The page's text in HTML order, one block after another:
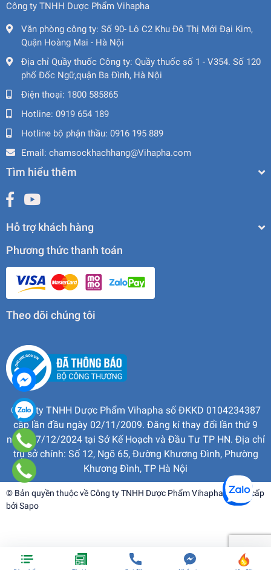
Công ty TNHH Dược Phẩm Vihapha
Văn phòng công ty: Số 90- Lô C2 Khu Đô Thị Mới Đại Kim,
Quận Hoàng Mai - Hà Nội
Địa chỉ Quầy thuốc Công ty: Quầy thuốc số 1 - V354. Số 120
phố Đốc Ngữ,quận Ba Đình, Hà Nội
Điện thoại: 1800 585865
Hotline: 0919 654 189
Hotline bộ phận thầu: 0916 195 889
Email: chamsockhachhang@Vihapha.com
Tìm hiểu thêm
Hỗ trợ khách hàng
Phương thức thanh toán
Theo dõi chúng tôi
Công ty TNHH Dược Phẩm Vihapha số ĐKKD 0104234387
cấp lần đầu ngày 02/11/2009. Đăng kí thay đổi lần thứ 9
ngày 17/12/2024 tại Sở Kế Hoạch và Đầu Tư TP HN. Địa chỉ
trụ sở chính: Số 12, Ngõ 65, Đường Khương Đình, Phường
Khương Đình, TP Hà Nội
© Bản quyền thuộc vềCông ty TNHH Dược Phẩm Vihapha| Cung cấp
bởiSapo